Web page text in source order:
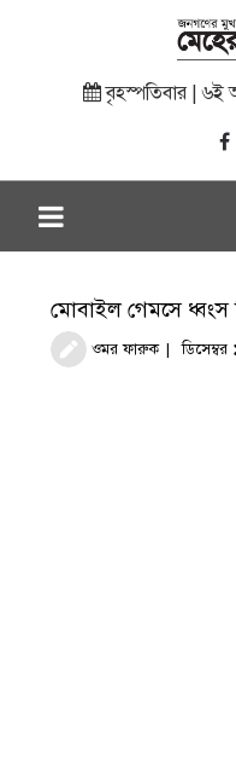
বৃহস্পতিবার | ৬ই
মোবাইল গেমসে ধ্বংস
ওমর ফারুক